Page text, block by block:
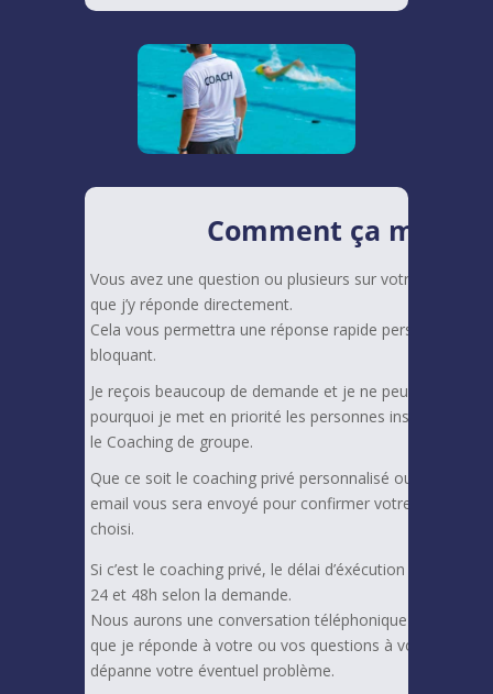
Comment ça
Vous avez une question ou plusieurs sur votre piscine
que j’y réponde directement.
Cela vous permettra une réponse rapide personnalisé
bloquant.
Je reçois beaucoup de demande et je ne peux pas
pourquoi je met en priorité les personnes inscrites sur
le Coaching de groupe.
Que ce soit le coaching privé personnalisé ou le
email vous sera envoyé pour confirmer votre
choisi.
Si c’est le coaching privé, le délai d’éxécution de votre
24 et 48h selon la demande.
Nous aurons une conversation téléphonique ou en
que je réponde à votre ou vos questions à vous, et
dépanne votre éventuel problème.